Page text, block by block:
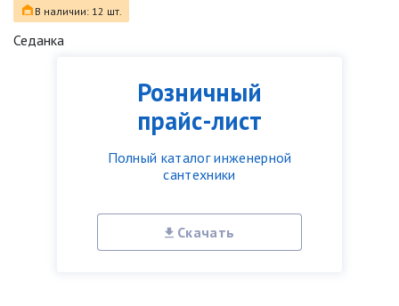
Розничный
прайс-лист
Полный каталог инженерной
сантехники
Скачать
В наличии: 12 шт.
Седанка